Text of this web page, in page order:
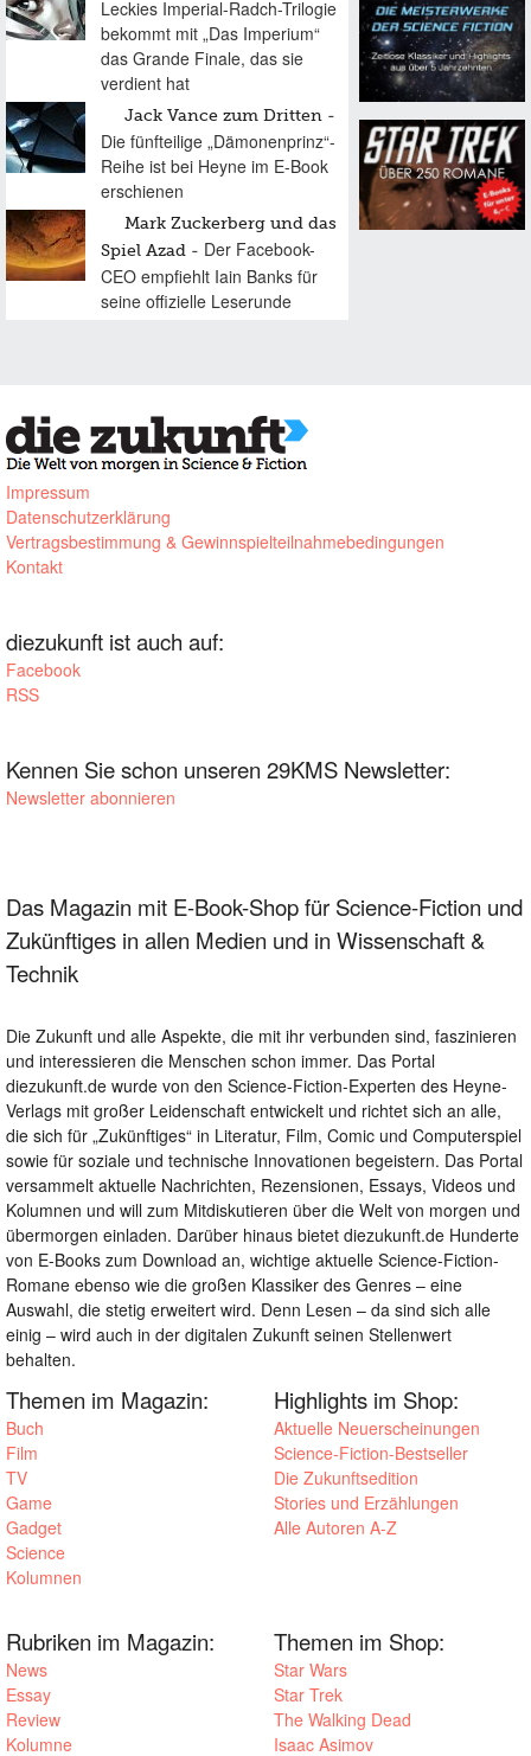
Leckies Imperial-Radch-Trilogie
bekommt mit „Das Imperium“
das Grande Finale, das sie
verdient hat
Jack Vance zum Dritten
Die fünfteilige „Dämonenprinz“-
Reihe ist bei Heyne im E-Book
erschienen
Mark Zuckerberg und das
Spiel Azad
Der Facebook-
CEO empfiehlt Iain Banks für
seine offizielle Leserunde
Impressum
Datenschutzerklärung
Vertragsbestimmung & Gewinnspielteilnahmebedingungen
Kontakt
diezukunft ist auch auf:
Facebook
RSS
Kennen Sie schon unseren 29KMS Newsletter:
Newsletter abonnieren
Das Magazin mit E-Book-Shop für Science-Fiction und
Zukünftiges in allen Medien und in Wissenschaft &
Technik
Die Zukunft und alle Aspekte, die mit ihr verbunden sind, faszinieren
und interessieren die Menschen schon immer. Das Portal
diezukunft.de wurde von den Science-Fiction-Experten des Heyne-
Verlags mit großer Leidenschaft entwickelt und richtet sich an alle,
die sich für „Zukünftiges“ in Literatur, Film, Comic und Computerspiel
sowie für soziale und technische Innovationen begeistern. Das Portal
versammelt aktuelle Nachrichten, Rezensionen, Essays, Videos und
Kolumnen und will zum Mitdiskutieren über die Welt von morgen und
übermorgen einladen. Darüber hinaus bietet diezukunft.de Hunderte
von E-Books zum Download an, wichtige aktuelle Science-Fiction-
Romane ebenso wie die großen Klassiker des Genres – eine
Auswahl, die stetig erweitert wird. Denn Lesen – da sind sich alle
einig – wird auch in der digitalen Zukunft seinen Stellenwert
behalten.
Themen im Magazin:
Buch
Film
TV
Game
Gadget
Science
Kolumnen
Highlights im Shop:
Aktuelle Neuerscheinungen
Science-Fiction-Bestseller
Die Zukunftsedition
Stories und Erzählungen
Alle Autoren A-Z
Rubriken im Magazin:
News
Essay
Review
Kolumne
Themen im Shop:
Star Wars
Star Trek
The Walking Dead
Isaac Asimov